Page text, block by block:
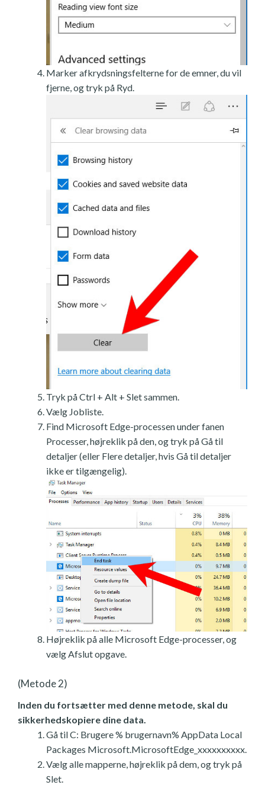
Marker afkrydsningsfelterne for de emner, du vil
fjerne, og tryk på Ryd.
Tryk på Ctrl + Alt + Slet sammen.
Vælg Jobliste.
Find Microsoft Edge-processen under fanen
Processer, højreklik på den, og tryk på Gå til
detaljer (eller Flere detaljer, hvis Gå til detaljer
ikke er tilgængelig).
Højreklik på alle Microsoft Edge-processer, og
vælg Afslut opgave.
(Metode 2)
Inden du fortsætter med denne metode, skal du
sikkerhedskopiere dine data.
Gå til C: Brugere % brugernavn% AppData Local
Packages Microsoft.MicrosoftEdge_xxxxxxxxxx.
Vælg alle mapperne, højreklik på dem, og tryk på
Slet.